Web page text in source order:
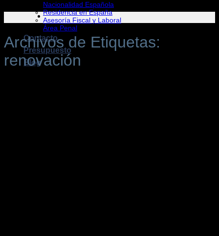
Nacionalidad Española
Residencia en España
Asesoría Fiscal y Laboral
Área Penal
Contacto
Presupuesto
Blog
Archivos de Etiquetas:
renovación